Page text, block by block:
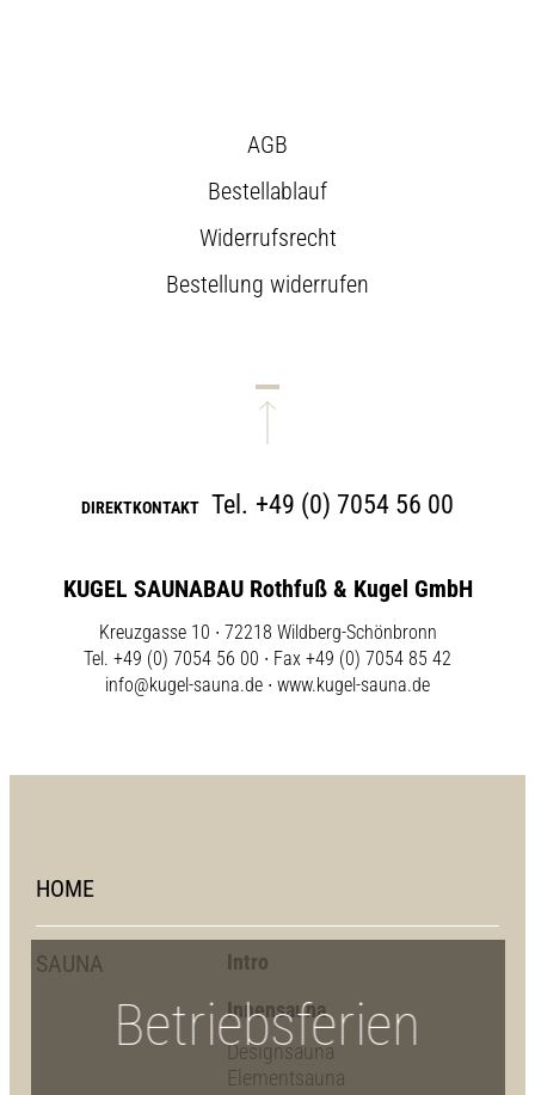
AGB
Bestellablauf
Widerrufsrecht
Bestellung widerrufen
DIREKTKONTAKT Tel. +49 (0) 7054 56 00
KUGEL SAUNABAU Rothfuß & Kugel GmbH
Kreuzgasse 10 ∙ 72218 Wildberg-Schönbronn
Tel. +49 (0) 7054 56 00 ∙ Fax +49 (0) 7054 85 42
info@kugel-sauna.de ∙ www.kugel-sauna.de
HOME
SAUNA
Intro
Innensauna
Designsauna
Elementsauna
Betriebsferien